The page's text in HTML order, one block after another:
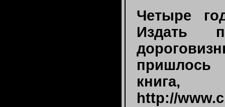
Четыре
Издать
пришлось
http://